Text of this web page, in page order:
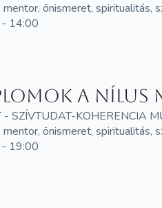
mentor, önismeret,
14:00
a
SZÍVTUDAT-KOHERENCIA
mentor, önismeret,
19:00